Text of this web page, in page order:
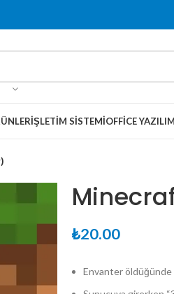
İŞLETIM SISTEMIOFFICE
₺20.00
Envanter öldüğünde